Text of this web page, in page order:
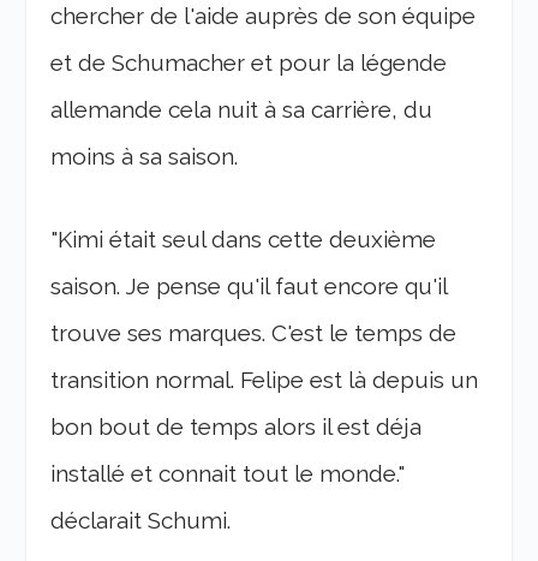
chercher de l'aide auprès de son équipe
et de Schumacher et pour la légende
allemande cela nuit à sa carrière, du
moins à sa saison.
"Kimi était seul dans cette deuxième
saison. Je pense qu'il faut encore qu'il
trouve ses marques. C'est le temps de
transition normal. Felipe est là depuis un
bon bout de temps alors il est déja
installé et connait tout le monde."
déclarait Schumi.